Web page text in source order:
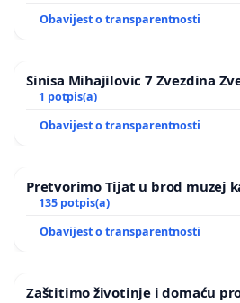
Obavijest o transparentnosti
Sinisa Mihajilovic 7 Zvezdina
1 potpis(a)
Obavijest o transparentnosti
Pretvorimo Tijat u brod muzej
135 potpis(a)
Obavijest o transparentnosti
Zaštitimo životinje i domaću